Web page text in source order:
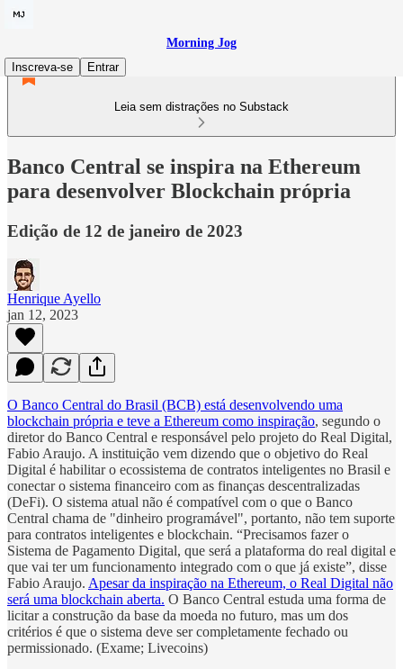
Morning Jog
Inscreva-se
Entrar
Leia sem distrações no Substack
Banco Central se inspira na Ethereum
para desenvolver Blockchain própria
Edição de 12 de janeiro de 2023
Henrique Ayello
jan 12, 2023
O Banco Central do Brasil (BCB) está desenvolvendo uma
blockchain própria e teve a Ethereum como inspiração, segundo o
diretor do Banco Central e responsável pelo projeto do Real Digital,
Fabio Araujo. A instituição vem dizendo que o objetivo do Real
Digital é habilitar o ecossistema de contratos inteligentes no Brasil e
conectar o sistema financeiro com as finanças descentralizadas
(DeFi). O sistema atual não é compatível com o que o Banco
Central chama de "dinheiro programável", portanto, não tem suporte
para contratos inteligentes e blockchain. “Precisamos fazer o
Sistema de Pagamento Digital, que será a plataforma do real digital e
que vai ter um funcionamento integrado com o que já existe”, disse
Fabio Araujo. Apesar da inspiração na Ethereum, o Real Digital não
será uma blockchain aberta. O Banco Central estuda uma forma de
licitar a construção da base da moeda no futuro, mas um dos
critérios é que o sistema deve ser completamente fechado ou
permissionado. (Exame; Livecoins)